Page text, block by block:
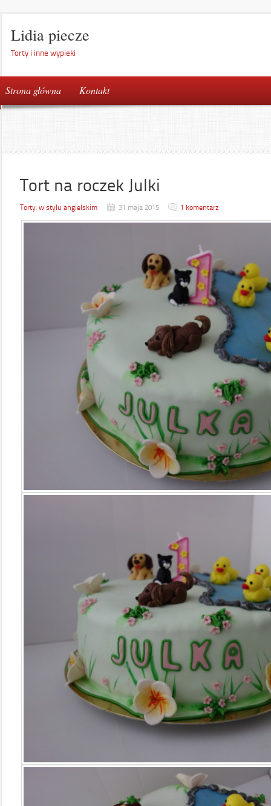
Lidia piecze
Torty i inne wypieki
Strona główna Kontakt
Tort na roczek Julki
Torty, w stylu angielskim 31 maja 2015 1 komentarz